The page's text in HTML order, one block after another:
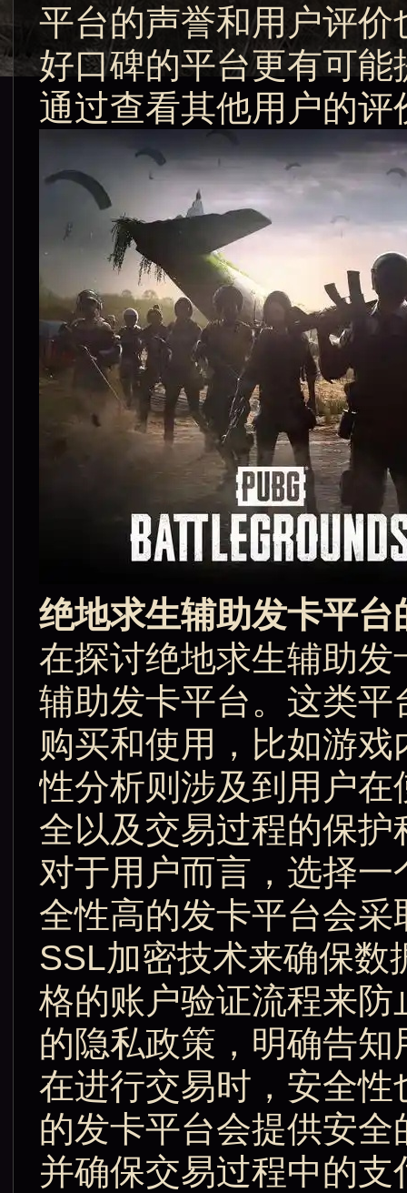
平台的声誉和用户评
好口碑的平台更有可
通过查看其他用户的
绝地求生辅助发卡平台
在探讨绝地求生辅助
辅助发卡平台。这类
购买和使用，比如游
性分析则涉及到用户
全以及交易过程的保护
对于用户而言，选择
全性高的发卡平台会
SSL加密技术来确保数
格的账户验证流程来
的隐私政策，明确告
在进行交易时，安全
的发卡平台会提供安
并确保交易过程中的